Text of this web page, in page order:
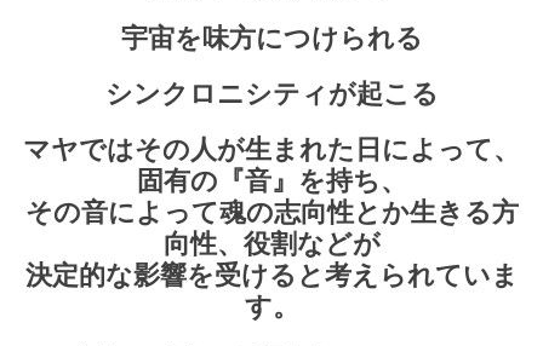
宇宙を味方につけられる
シンクロニシティが起こる
マヤではその人が生まれた日によって、
固有の『音』を持ち、
その音によって魂の志向性とか生きる方
向性、役割などが
決定的な影響を受けると考えられていま
す。